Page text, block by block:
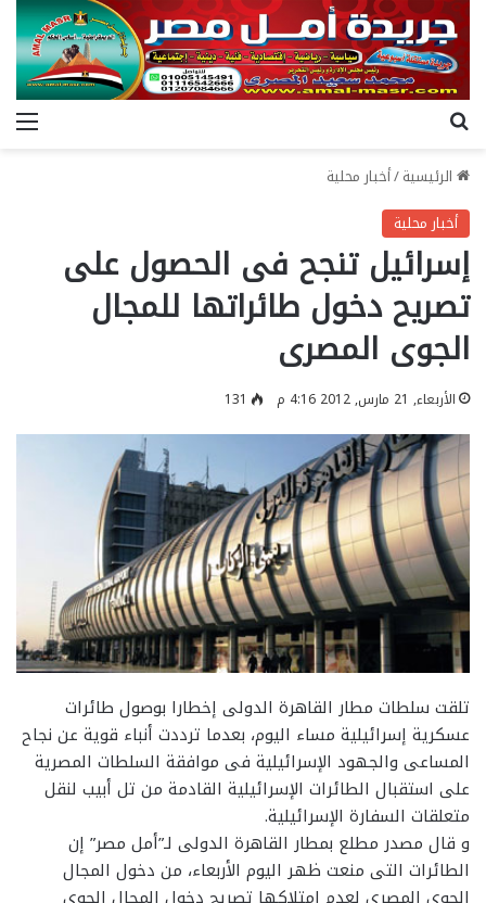
الرئيسية/أخبار محلية
أخبار محلية
إسرائيل تنجح فى الحصول على
تصريح دخول طائراتها للمجال
الجوى المصرى
الأربعاء, 21 مارس, 2012 4:16 م 131
تلقت سلطات مطار القاهرة الدولى إخطارا بوصول طائرات
عسكرية إسرائيلية مساء اليوم، بعدما ترددت أنباء قوية عن نجاح
المساعى والجهود الإسرائيلية فى موافقة السلطات المصرية
على استقبال الطائرات الإسرائيلية القادمة من تل أبيب لنقل
متعلقات السفارة الإسرائيلية.
و قال مصدر مطلع بمطار القاهرة الدولى لـ”أمل مصر” إن
الطائرات التى منعت ظهر اليوم الأربعاء، من دخول المجال